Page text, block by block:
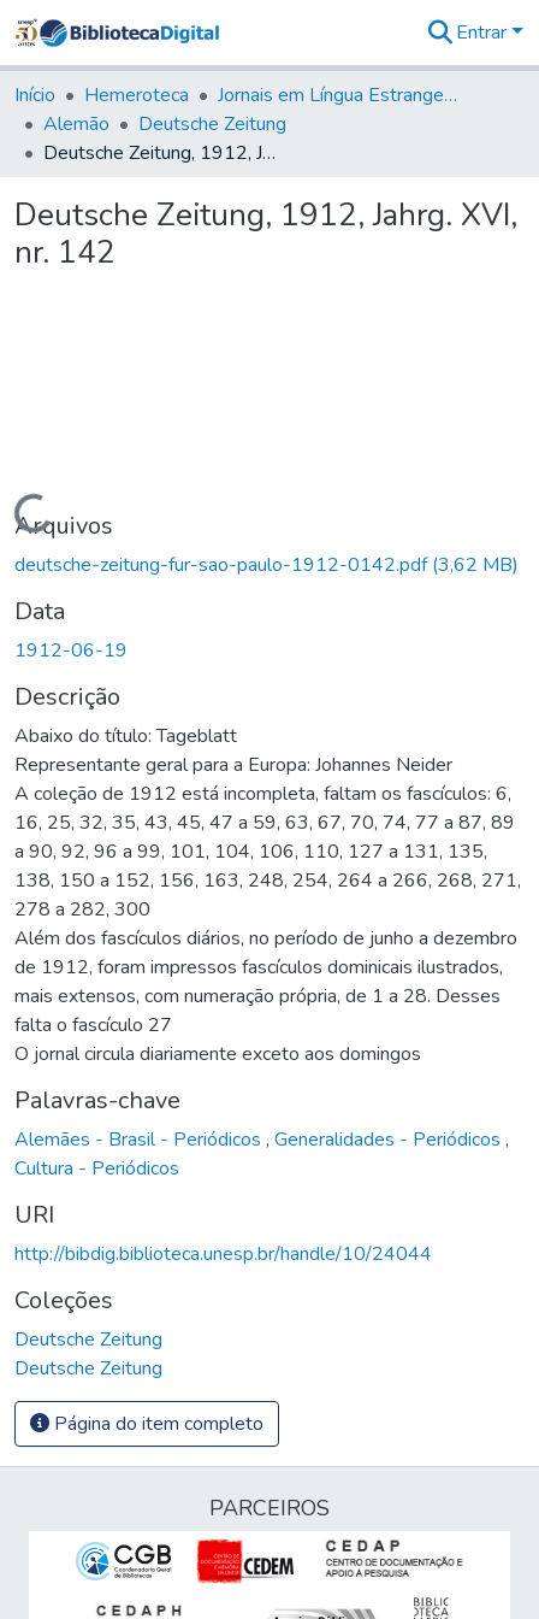
&
Coleções
Tudo na
Biblioteca
Estatísticas
Entrar
Início Hemeroteca
Jornais em Língua Estrangeira
Alemão
Deutsche Zeitung
Deutsche Zeitung, 1912, Jahrg. XVI, nr. 142
Deutsche Zeitung, 1912, Jahrg. XVI,
nr. 142
Carregando...
Arquivos
deutsche-zeitung-fur-sao-paulo-1912-0142.pdf(3,62 MB)
Data
1912-06-19
Descrição
Abaixo do título: Tageblatt
Representante geral para a Europa: Johannes Neider
A coleção de 1912 está incompleta, faltam os fascículos: 6,
16, 25, 32, 35, 43, 45, 47 a 59, 63, 67, 70, 74, 77 a 87, 89
a 90, 92, 96 a 99, 101, 104, 106, 110, 127 a 131, 135,
138, 150 a 152, 156, 163, 248, 254, 264 a 266, 268, 271,
278 a 282, 300
Além dos fascículos diários, no período de junho a dezembro
de 1912, foram impressos fascículos dominicais ilustrados,
mais extensos, com numeração própria, de 1 a 28. Desses
falta o fascículo 27
O jornal circula diariamente exceto aos domingos
Palavras-chave
Alemães - Brasil - Periódicos , Generalidades - Periódicos ,
Cultura - Periódicos
URI
http://bibdig.biblioteca.unesp.br/handle/10/24044
Coleções
Deutsche Zeitung
Deutsche Zeitung
Página do item completo
PARCEIROS